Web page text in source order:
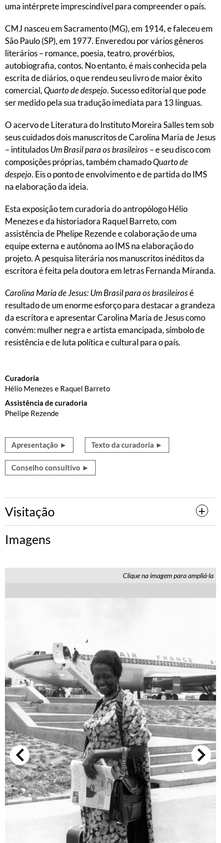
uma intérprete imprescindível para compreender o país.
CMJ nasceu em Sacramento (MG), em 1914, e faleceu em
São Paulo (SP), em 1977. Enveredou por vários gêneros
literários – romance, poesia, teatro, provérbios,
autobiografia, contos. No entanto, é mais conhecida pela
escrita de diários, o que rendeu seu livro de maior êxito
comercial,Quarto de despejo. Sucesso editorial que pode
ser medido pela sua tradução imediata para 13 línguas.
O acervo de Literatura do Instituto Moreira Salles tem sob
seus cuidados dois manuscritos de Carolina Maria de Jesus
– intituladosUm Brasil para os brasileiros– e seu disco com
composições próprias, também chamadoQuarto de
despejo. Eis o ponto de envolvimento e de partida do IMS
na elaboração da ideia.
Esta exposição tem curadoria do antropólogo Hélio
Menezes e da historiadora Raquel Barreto, com
assistência de Phelipe Rezende e colaboração de uma
equipe externa e autônoma ao IMS na elaboração do
projeto. A pesquisa literária nos manuscritos inéditos da
escritora é feita pela doutora em letras Fernanda Miranda.
Carolina Maria de Jesus: Um Brasil para os brasileirosé
resultado de um enorme esforço para destacar a grandeza
da escritora e apresentar Carolina Maria de Jesus como
convém: mulher negra e artista emancipada, símbolo de
resistência e de luta política e cultural para o país.
Curadoria
Hélio Menezes e Raquel Barreto
Assistência de curadoria
Phelipe Rezende
Apresentação ► Texto da curadoria ►
Conselho consultivo ►
Visitação
Imagens
Clique na imagem para ampliá-la